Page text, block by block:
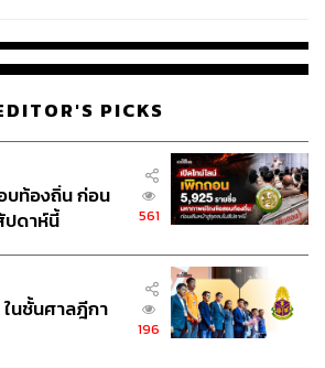
PICKS
บท้องถิ่น ก่อน
ปดาห์นี้
561
นชั้นศาลฎีกา
196